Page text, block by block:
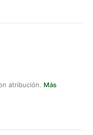
atribución. Más